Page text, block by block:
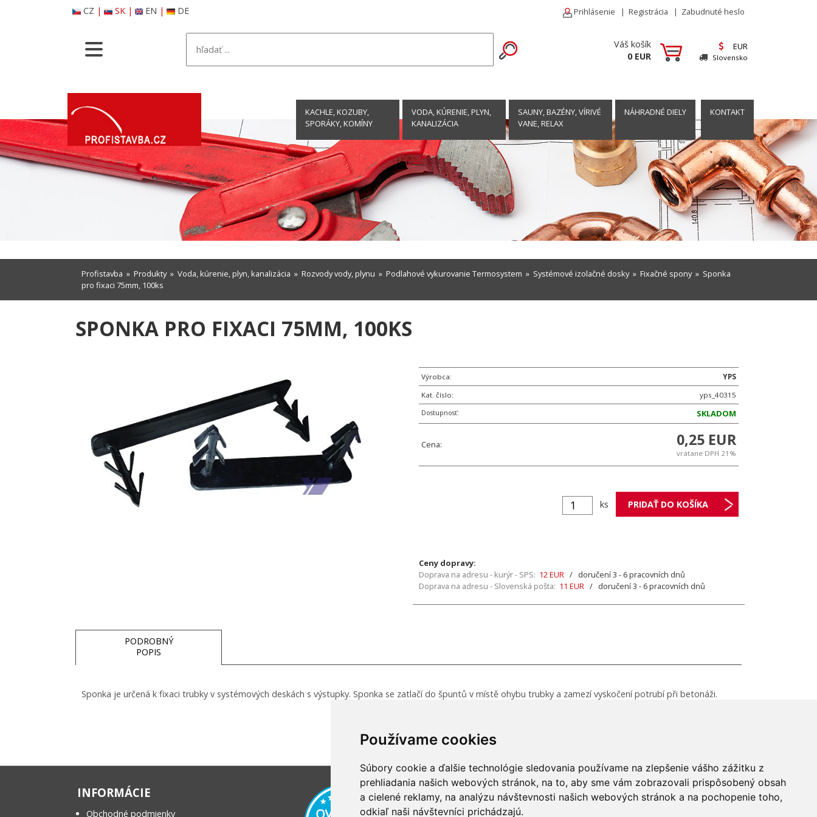
Používame cookies
Súbory cookie a ďalšie technológie sledovania používame na zlepšenie vášho zážitku z
prehliadania našich webových stránok, na to, aby sme vám zobrazovali prispôsobený obsah
a cielené reklamy, na analýzu návštevnosti našich webových stránok a na pochopenie toho,
odkiaľ naši návštevníci prichádzajú.
CZ | SK| EN | DE Prihlásenie | Registrácia | Zabudnuté heslo
Váš košík
0 EUR
EUR
Slovensko
KACHLE, KOZUBY,
SPORÁKY, KOMÍNY
VODA, KÚRENIE, PLYN,
KANALIZÁCIA
SAUNY, BAZÉNY, VÍRIVÉ
VANE, RELAX
NÁHRADNÉ DIELY KONTAKT
Profistavba » Produkty» Voda, kúrenie, plyn, kanalizácia » Rozvody vody, plynu » Podlahové vykurovanie Termosystem » Systémové izolačné dosky» Fixačné spony» Sponka
pro fixaci 75mm, 100ks
SPONKA PRO FIXACI 75MM, 100KS
Výrobca:
YPS
Kat. číslo:
yps_40315
Dostupnosť:
SKLADOM
Cena: 0,25 EUR
vrátane DPH 21%
ks
Ceny dopravy:
Doprava na adresu - kurýr - SPS: 12 EUR / doručení 3 - 6 pracovních dnů
Doprava na adresu - Slovenská pošta: 11 EUR / doručení 3 - 6 pracovních dnů
PODROBNÝ
POPIS
Sponka je určená k fixaci trubky v systémových deskách s výstupky. Sponka se zatlačí do špuntů v místě ohybu trubky a zamezí vyskočení potrubí při betonáži.
INFORMÁCIE
Obchodné podmienky